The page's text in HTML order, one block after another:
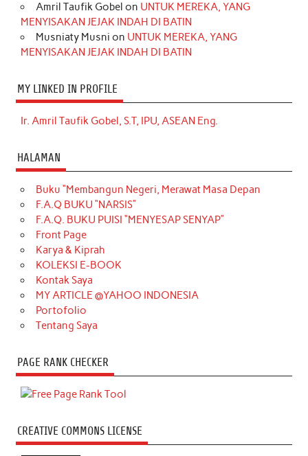
Amril Taufik Gobel on UNTUK MEREKA, YANG
MENYISAKAN JEJAK INDAH DI BATIN
Musniaty Musni on UNTUK MEREKA, YANG
MENYISAKAN JEJAK INDAH DI BATIN
MY LINKED IN PROFILE
Ir. Amril Taufik Gobel, S.T, IPU, ASEAN Eng.
HALAMAN
Buku “Membangun Negeri, Merawat Masa Depan
F.A.Q BUKU “NARSIS”
F.A.Q. BUKU PUISI “MENYESAP SENYAP”
Front Page
Karya & Kiprah
KOLEKSI E-BOOK
Kontak Saya
MY ARTICLE @YAHOO INDONESIA
Portofolio
Tentang Saya
PAGE RANK CHECKER
CREATIVE COMMONS LICENSE